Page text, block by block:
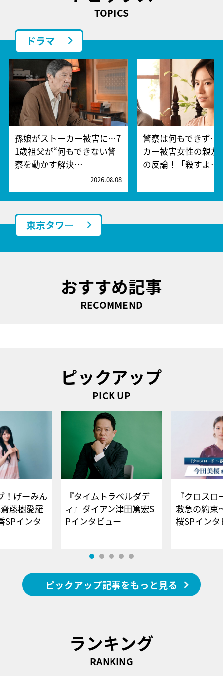
TOPICS
ドラマ
孫娘がストーカー被害に…7
1歳祖父が“何もできない警
察を動かす解決…
2026.08.08
警察は何もできず…
カー被害女性の親友
の反論！「殺すよ…
東京タワー
おすすめ記事
RECOMMEND
ピックアップ
PICK UP
！げーみん
藤樹愛羅
SPインタ
『タイムトラベルダデ
ィ』ダイアン津田篤宏S
Pインタビュー
『クロス
救急の約束
桜SPイ
ピックアップ記事をもっと見る
ランキング
RANKING